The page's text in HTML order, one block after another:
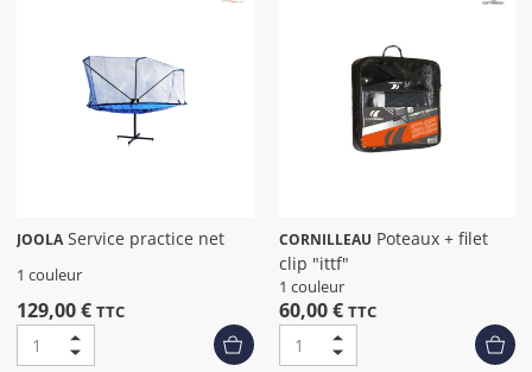
JOOLA Service practice net
1 couleur
129,00 € TTC
CORNILLEAU
clip "ittf"
1 couleur
60,00 € TTC